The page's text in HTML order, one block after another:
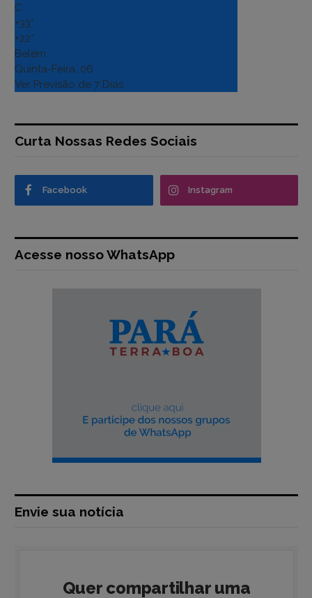
C
+33°
+22°
Belém
Quinta-Feira, 06
Ver Previsão de 7 Dias
Curta Nossas Redes Sociais
Facebook Instagram
Acesse nosso WhatsApp
Envie sua notícia
Quer compartilhar uma